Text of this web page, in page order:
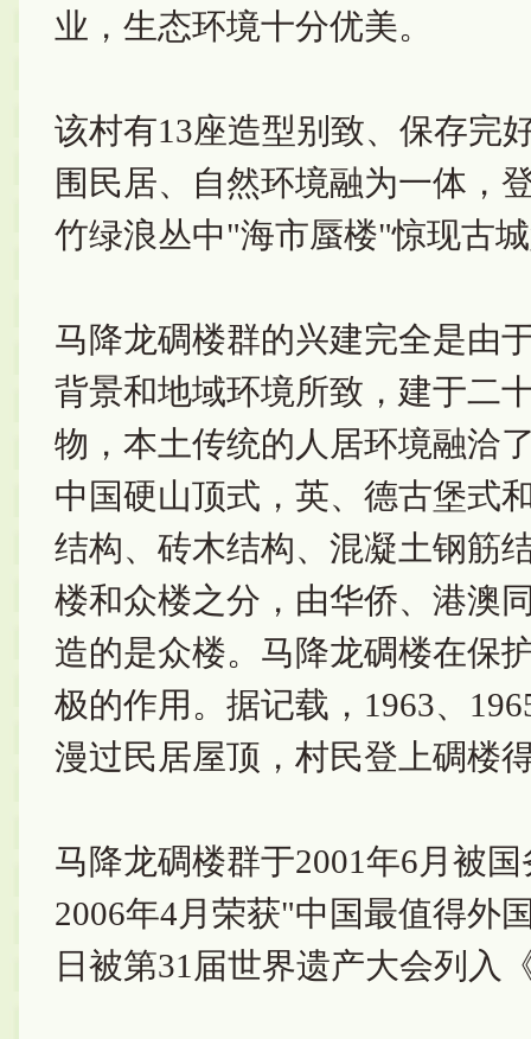
业，生态环境十分优美。
该村有13座造型别致、保存完
围民居、自然环境融为一体，
竹绿浪丛中"海市蜃楼"惊现古
马降龙碉楼群的兴建完全是由
背景和地域环境所致，建于二
物，本土传统的人居环境融洽
中国硬山顶式，英、德古堡式
结构、砖木结构、混凝土钢筋
楼和众楼之分，由华侨、港澳
造的是众楼。马降龙碉楼在保
极的作用。据记载，1963、
漫过民居屋顶，村民登上碉楼
马降龙碉楼群于2001年6月被
2006年4月荣获"中国最值得外
日被第31届世界遗产大会列入